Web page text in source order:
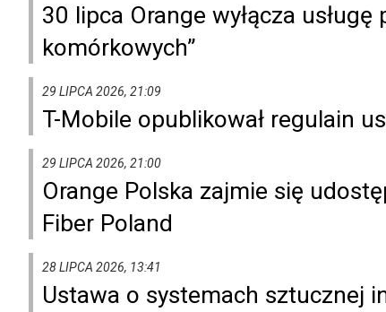
30 lipca Orange wyłącza
komórkowych”
29 LIPCA 2026, 21:09
T-Mobile opublikował regulain
29 LIPCA 2026, 21:00
Orange Polska zajmie się
Fiber Poland
28 LIPCA 2026, 13:41
Ustawa o systemach sztucznej